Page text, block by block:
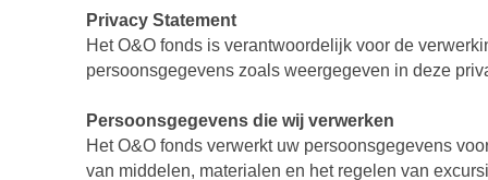
Privacy Statement
Het O&O fonds is verantwoordelijk voor de
persoonsgegevens zoals weergegeven in deze
Persoonsgegevens die wij verwerken
Het O&O fonds verwerkt uw persoonsgegevens
van middelen, materialen en het regelen van